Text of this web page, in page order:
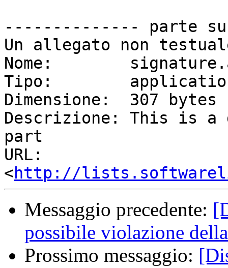
-------------- parte
Un allegato non
Nome:
Tipo:
Dimensione:  307 bytes
Descrizione: This is a
part
URL:
<http://
Messaggio precedente:
possibile violazione
Prossimo messaggio: